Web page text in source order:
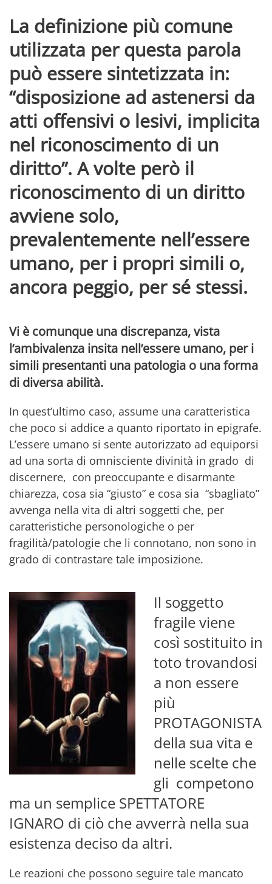
La definizione più comune
utilizzata per questa parola
può essere sintetizzata in:
“disposizione ad astenersi da
atti offensivi o lesivi, implicita
nel riconoscimento di un
diritto”. A volte però il
riconoscimento di un diritto
avviene solo,
prevalentemente nell’essere
umano, per i propri simili o,
ancora peggio, per sé stessi.
Vi è comunque una discrepanza, vista
l’ambivalenza insita nell’essere umano, per i
simili presentanti una patologia o una forma
di diversa abilità.
In quest’ultimo caso, assume una caratteristica
che poco si addice a quanto riportato in epigrafe.
L’essere umano si sente autorizzato ad equiporsi
ad una sorta di omnisciente divinità in grado di
discernere, con preoccupante e disarmante
chiarezza, cosa sia “giusto” e cosa sia “sbagliato”
avvenga nella vita di altri soggetti che, per
caratteristiche personologiche o per
fragilità/patologie che li connotano, non sono in
grado di contrastare tale imposizione.
Il soggetto
fragile viene
così sostituito in
toto trovandosi
a non essere
più
PROTAGONISTA
della sua vita e
nelle scelte che
gli competono
ma un semplice SPETTATORE
IGNARO di ciò che avverrà nella sua
esistenza deciso da altri.
Le reazioni che possono seguire tale mancato